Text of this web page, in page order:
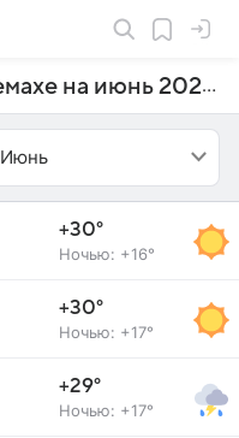
Прогноз погоды в Шемахе на июнь 2025 года
Июнь
+30°
Ночью: +16°
+30°
Ночью: +17°
+29°
Ночью: +17°